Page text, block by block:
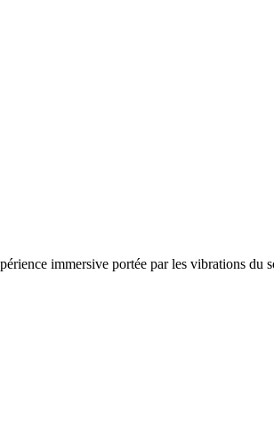
immersive portée par les vibrations du